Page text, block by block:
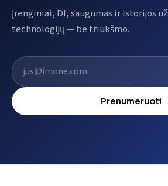
Įrenginiai, DI, saugumas ir istorijos už
technologijų — be triukšmo.
El. pašto adresas
Prenumeruoti